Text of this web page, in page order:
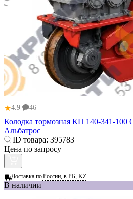
★4.9 46
Колодка тормозная КП 140-341-100
Альбатрос
ID товара: 395783
Цена по запросу
Доставка поРоссии, в РБ, KZ
В наличии